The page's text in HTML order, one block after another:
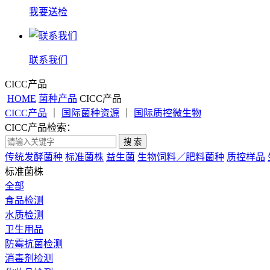
我要送检
联系我们
CICC产品
HOME 菌种产品 CICC产品
CICC产品
国际菌种资源
国际质控微生物
CICC产品检索：
搜 索
传统发酵菌种 标准菌株 益生菌 生物饲料／肥料菌种 质控样品
标准菌株
全部
食品检测
水质检测
卫生用品
防霉抗菌检测
消毒剂检测